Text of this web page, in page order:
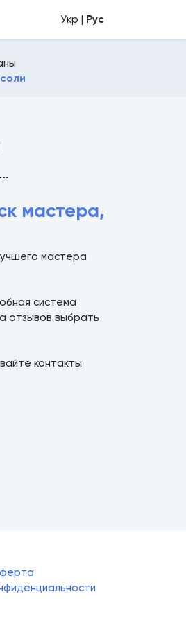
Укр | Рус
мастера,
мастера
система
отзывов выбрать
контакты